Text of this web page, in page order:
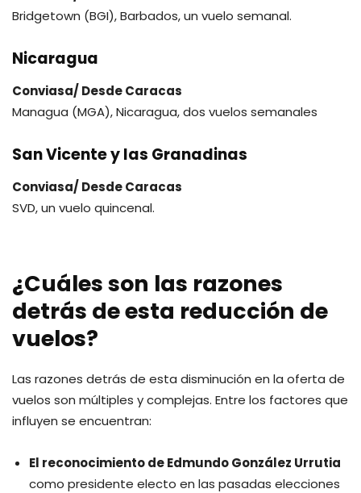
Bridgetown (BGI), Barbados, un vuelo semanal.
Nicaragua
Conviasa/ Desde Caracas
Managua (MGA), Nicaragua, dos vuelos semanales
San Vicente y las Granadinas
Conviasa/ Desde Caracas
SVD, un vuelo quincenal.
¿Cuáles son las razones
detrás de esta reducción de
vuelos?
Las razones detrás de esta disminución en la oferta de
vuelos son múltiples y complejas. Entre los factores que
influyen se encuentran:
El reconocimiento de Edmundo González Urrutia
como presidente electo en las pasadas elecciones